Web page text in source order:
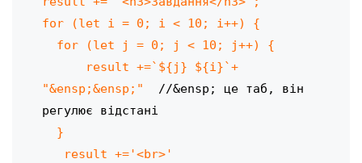
for (let i = 0; i < 10; i++) {
"&ensp;&ensp;"
//&ensp; це таб, він
регулює відстані